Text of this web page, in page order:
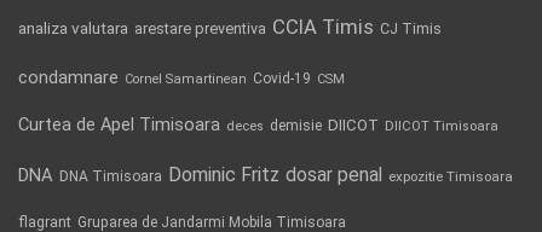
analiza valutara arestare preventiva CCIA Timis CJ Timis
condamnare Cornel Samartinean Covid-19 CSM
Curtea de Apel Timisoara deces demisie DIICOT DIICOT Timisoara
DNA DNA Timisoara Dominic Fritz dosar penal expozitie Timisoara
flagrant Gruparea de Jandarmi Mobila Timisoara